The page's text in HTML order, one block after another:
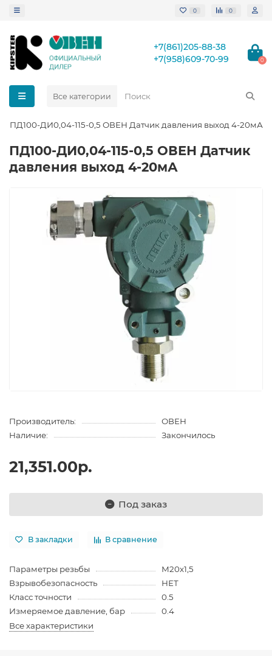
0 0
+7(861)205-88-38
+7(958)609-70-99
0
Все категории
ПД100-ДИ0,04-115-0,5 ОВЕН Датчик давления выход 4-20мА
ПД100-ДИ0,04-115-0,5 ОВЕН Датчик
давления выход 4-20мА
Производитель:
ОВЕН
Наличие:
Закончилось
21,351.00р.
Под заказ
В закладки В сравнение
Параметры резьбы
М20х1,5
Взрывобезопасность
НЕТ
Класс точности
0.5
Измеряемое давление, бар
0.4
Все характеристики